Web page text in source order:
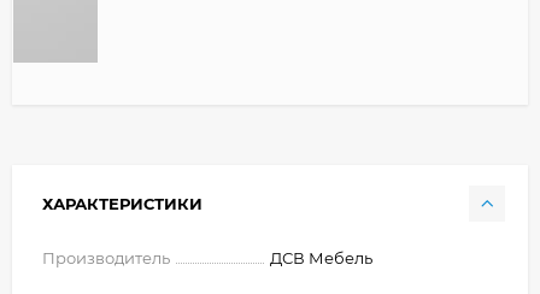
ХАРАКТЕРИСТИКИ
Производитель ДСВ Мебель